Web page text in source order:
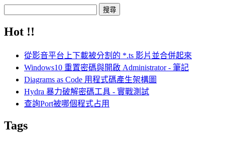
關
Hot !!
從影音平台上下載被分割的 *.ts 影片並合併起來
Windows10 重置密碼與開啟 Administrator - 筆記
Diagrams as Code 用程式碼產生架構圖
Hydra 暴力破解密碼工具 - 實戰測試
查詢Port被哪個程式占用
Tags